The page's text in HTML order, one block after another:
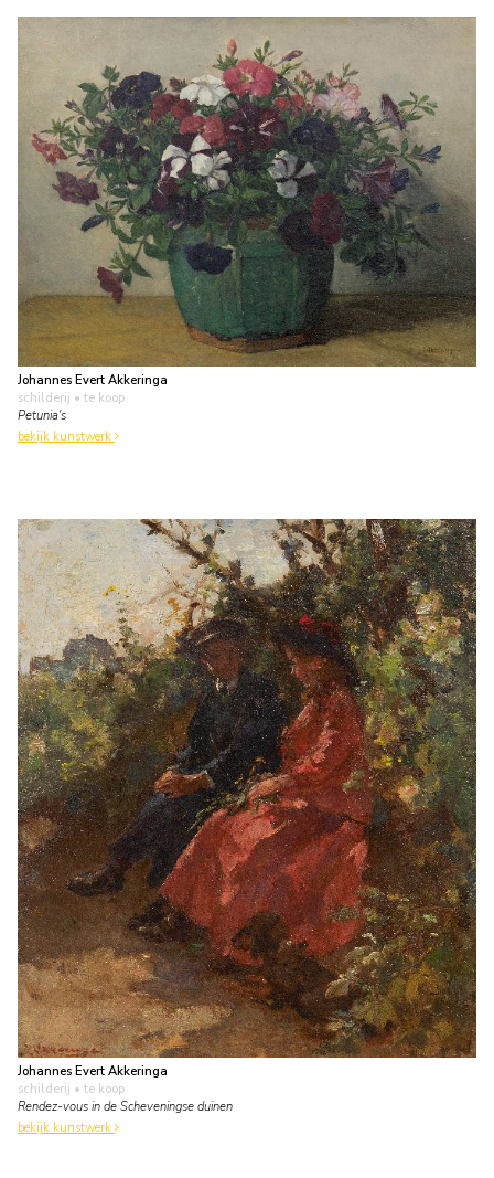
Johannes Evert Akkeringa
schilderij • te koop
Petunia's
bekijk kunstwerk
Johannes Evert Akkeringa
schilderij • te koop
Rendez-vous in de Scheveningse duinen
bekijk kunstwerk